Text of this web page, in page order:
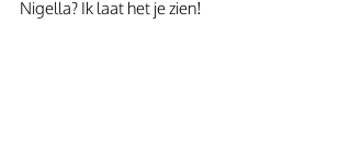
Nigella? Ik laat het je zien!